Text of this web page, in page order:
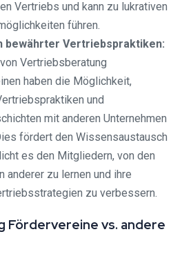
Vertriebs und kann zu lukrativen
führen.
bewährter Vertriebspraktiken:
Vertriebsberatung
haben die Möglichkeit,
und
mit anderen Unternehmen
fördert den Wissensaustausch
es den Mitgliedern, von den
anderer zu lernen und ihre
zu verbessern.
vs. andere